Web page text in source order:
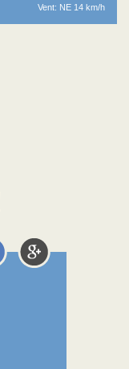
Vent: NE 14 km/h